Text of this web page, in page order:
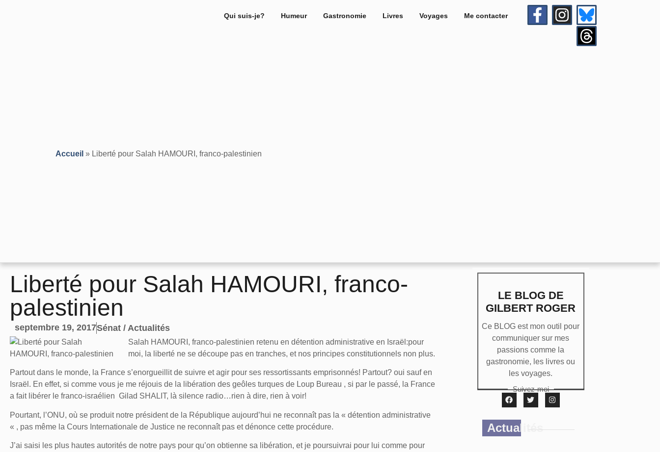
Qui suis-je? Humeur Gastronomie Livres Voyages Me contacter
Accueil » Liberté pour Salah HAMOURI, franco-palestinien
Liberté pour Salah HAMOURI, franco-
palestinien
septembre 19, 2017Sénat / Actualités
Salah HAMOURI, franco-palestinien retenu en détention administrative en Israël:pour
moi, la liberté ne se découpe pas en tranches, et nos principes constitutionnels non plus.
Partout dans le monde, la France s’enorgueillit de suivre et agir pour ses ressortissants emprisonnés! Partout? oui sauf en
Israël. En effet, si comme vous je me réjouis de la libération des geôles turques de Loup Bureau , si par le passé, la France
a fait libérer le franco-israélien Gilad SHALIT, là silence radio…rien à dire, rien à voir!
Pourtant, l’ONU, où se produit notre président de la République aujourd’hui ne reconnaît pas la « détention administrative
« , pas même la Cours Internationale de Justice ne reconnaît pas et dénonce cette procédure.
J’ai saisi les plus hautes autorités de notre pays pour qu’on obtienne sa libération, et je poursuivrai pour lui comme pour
LE BLOG DE
GILBERT ROGER
Ce BLOG est mon outil pour
communiquer sur mes
passions comme la
gastronomie, les livres ou
les voyages.
Suivez-moi
Actualités